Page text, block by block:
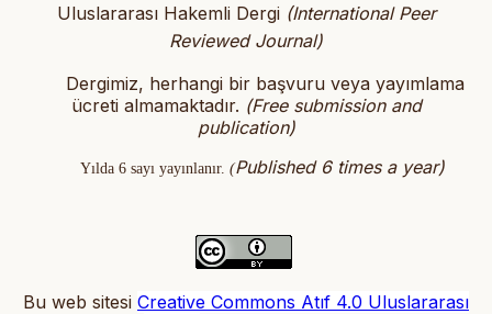
Uluslararası Hakemli Dergi (International Peer
Reviewed Journal)
Dergimiz, herhangi bir başvuru veya yayımlama
ücreti almamaktadır. (Free submission and
publication)
Yılda 6 sayı yayınlanır. (Published 6 times a year)
Bu web sitesi Creative Commons Atıf 4.0 Uluslararası